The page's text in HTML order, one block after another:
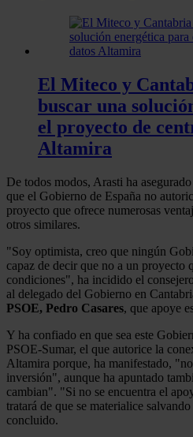
El Miteco y
buscar una
el proyecto de
Altamira
De todos modos, Arasti ha
que el Gobierno de España no
proyecto que ofrece numerosas
otros similares.
"Soy optimista, creo que ningún
capaz de decir que no a un proyecto
condiciones", ha incidido el
al delegado del Gobierno en
PSOE, Pedro Casares, que apoye
Y ha confiado en que sea este
PSOE-Sumar, el que autorice la
Altamira porque, ha manifestado,
inversión", aunque ha apuntado
cambian". "Si no se encuentra el
tratará de que se materialice
concluido.